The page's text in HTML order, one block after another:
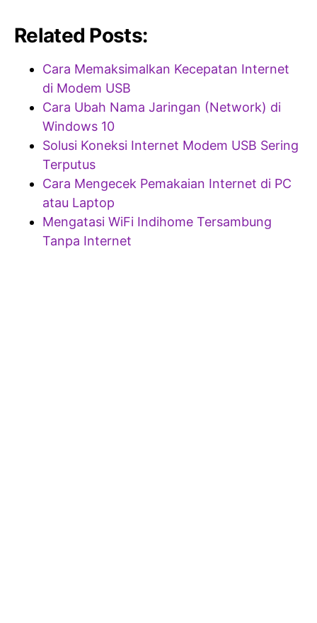
Related Posts:
Cara Memaksimalkan Kecepatan Internet
di Modem USB
Cara Ubah Nama Jaringan (Network) di
Windows 10
Solusi Koneksi Internet Modem USB Sering
Terputus
Cara Mengecek Pemakaian Internet di PC
atau Laptop
Mengatasi WiFi Indihome Tersambung
Tanpa Internet